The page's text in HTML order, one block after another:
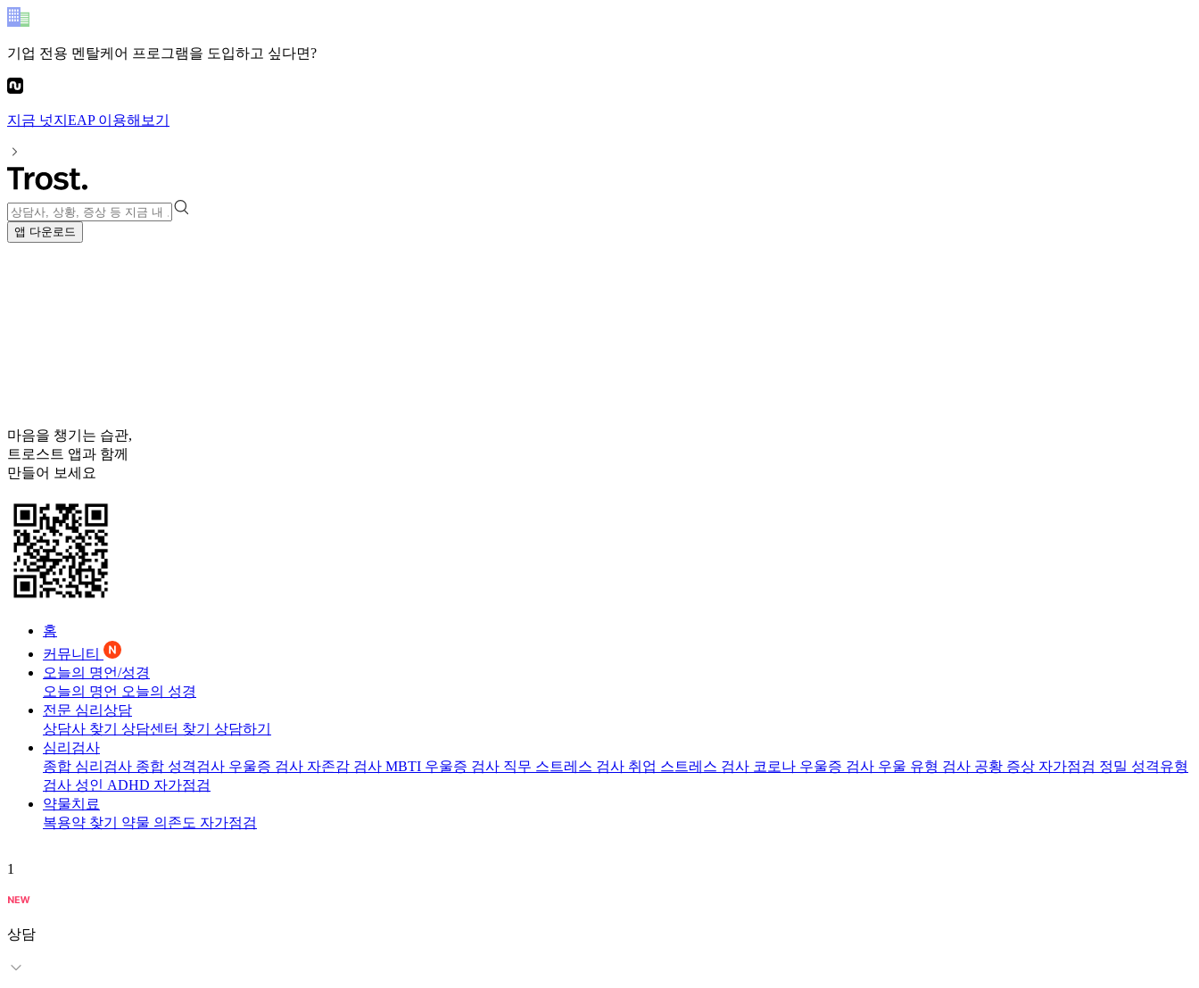
기업 전용 멘탈케어 프로그램을 도입하고 싶다면?
지금 넛지EAP이용해보기
앱 다운로드
마음을 챙기는 습관,
트로스트 앱과 함께
만들어 보세요
홈
커뮤니티
오늘의 명언/성경
오늘의 명언 오늘의 성경
전문 심리상담
상담사 찾기 상담센터 찾기 상담하기
심리검사
종합 심리검사 종합 성격검사 우울증 검사 자존감 검사 MBTI 우울증 검사 직무 스트레스 검사 취업 스트레스 검사 코로나 우울증 검사 우울 유형 검사 공황 증상 자가점검 정밀 성격유형
검사 성인 ADHD 자가점검
약물치료
복용약 찾기 약물 의존도 자가점검
1
상담